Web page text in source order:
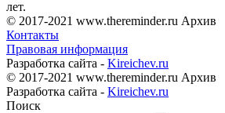
лет.
© 2017-2021 www.thereminder.ru Архив
Контакты
Правовая информация
Разработка сайта - Kireichev.ru
© 2017-2021 www.thereminder.ru Архив
Разработка сайта - Kireichev.ru
Поиск